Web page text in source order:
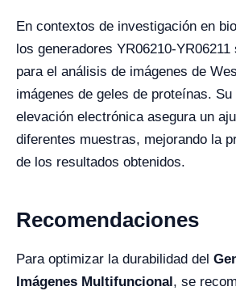
En contextos de investigación en
los generadores YR06210-
para el análisis de imágenes de
imágenes de geles de proteínas.
elevación electrónica asegura un
diferentes muestras, mejorando la
de los resultados obtenidos.
Recomendaciones
Para optimizar la durabilidad del
Imágenes Multifuncional, se